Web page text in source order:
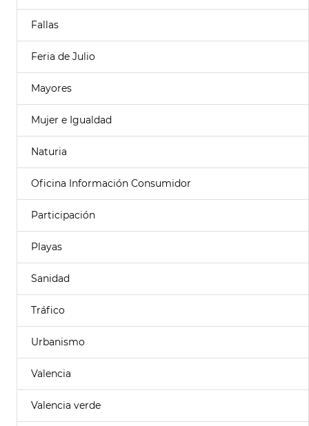
Fallas
Feria de Julio
Mayores
Mujer e Igualdad
Naturia
Oficina Información Consumidor
Participación
Playas
Sanidad
Tráfico
Urbanismo
Valencia
Valencia verde